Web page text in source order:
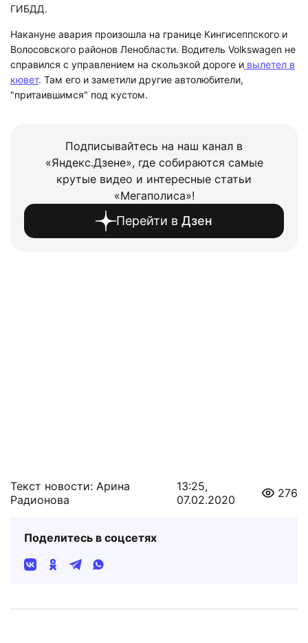
ГИБДД.
Накануне авария произошла на границе Кингисеппского и
Волосовского районов Ленобласти. Водитель Volkswagen не
справился с управлением на скользкой дороге и вылетел в
кювет. Там его и заметили другие автолюбители,
"притаившимся" под кустом.
Подписывайтесь на наш канал в
«Яндекс.Дзене», где собираются самые
крутые видео и интересные статьи
«Мегаполиса»!
Перейти в Дзен
Текст новости: Арина
Радионова
13:25,
07.02.2020
276
Поделитесь в соцсетях